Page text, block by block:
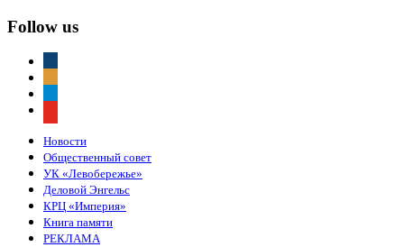
Follow us
Новости
Общественный совет
УК «Левобережье»
Деловой Энгельс
КРЦ «Империя»
Книга памяти
РЕКЛАМА